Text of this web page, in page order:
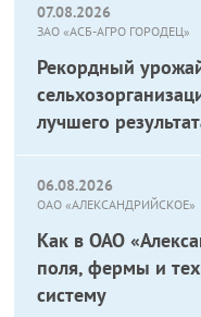
07.08.2026
ЗАО «АСБ-АГРО ГОРОДЕЦ»
Рекордный
лучшего
06.08.2026
ОАО «АЛЕКСАНДРИЙСКОЕ»
Как в ОАО
поля, фермы и
систему